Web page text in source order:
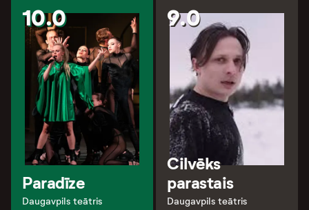
10.0
Paradīze
Daugavpils teātris
9.0
Cilvēks
parastais
Daugavpils teātris